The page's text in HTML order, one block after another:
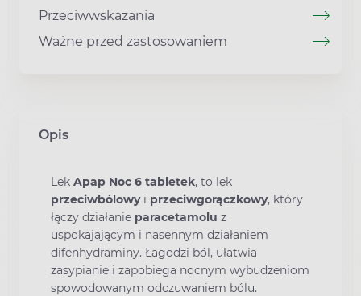
Przeciwwskazania
Ważne przed zastosowaniem
Opis
Lek Apap Noc 6 tabletek, to lek
przeciwbólowyi przeciwgorączkowy, który
łączy działanie paracetamolu z
uspokajającym i nasennym działaniem
difenhydraminy. Łagodzi ból, ułatwia
zasypianie i zapobiega nocnym wybudzeniom
spowodowanym odczuwaniem bólu.